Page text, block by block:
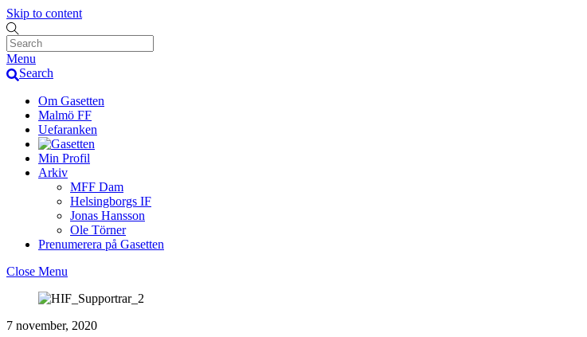
Skip to content
Menu
Search
Om Gasetten
Malmö FF
Uefaranken
Min Profil
Arkiv
MFF Dam
Helsingborgs IF
Jonas Hansson
Ole Törner
Prenumerera på Gasetten
Close Menu
7 november, 2020